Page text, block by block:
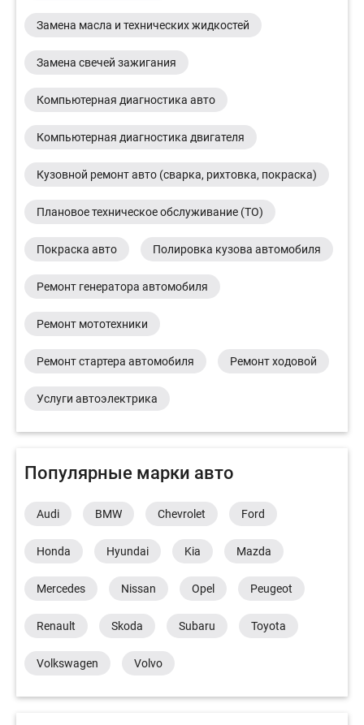
Замена масла и технических жидкостей
Замена свечей зажигания
Компьютерная диагностика авто
Компьютерная диагностика двигателя
Кузовной ремонт авто (сварка, рихтовка, покраска)
Плановое техническое обслуживание (ТО)
Покраска авто Полировка кузова автомобиля
Ремонт генератора автомобиля
Ремонт мототехники
Ремонт стартера автомобиля Ремонт ходовой
Услуги автоэлектрика
Популярные марки авто
Audi BMW Chevrolet Ford
Honda Hyundai Kia Mazda
Mercedes Nissan Opel Peugeot
Renault Skoda Subaru Toyota
Volkswagen Volvo